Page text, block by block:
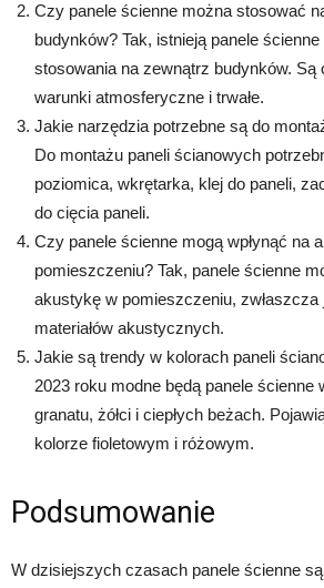
Czy panele ścienne można stosować
budynków? Tak, istnieją panele
stosowania na zewnątrz budynków. Są
warunki atmosferyczne i trwałe.
Jakie narzędzia potrzebne są do
Do montażu paneli ścianowych
poziomica, wkrętarka, klej do paneli,
do cięcia paneli.
Czy panele ścienne mogą wpłynąć na
pomieszczeniu? Tak, panele ścienne
akustykę w pomieszczeniu,
materiałów akustycznych.
Jakie są trendy w kolorach paneli
2023 roku modne będą panele ścienne
granatu, żółci i ciepłych beżach.
kolorze fioletowym i różowym.
Podsumowanie
W dzisiejszych czasach panele ścienne